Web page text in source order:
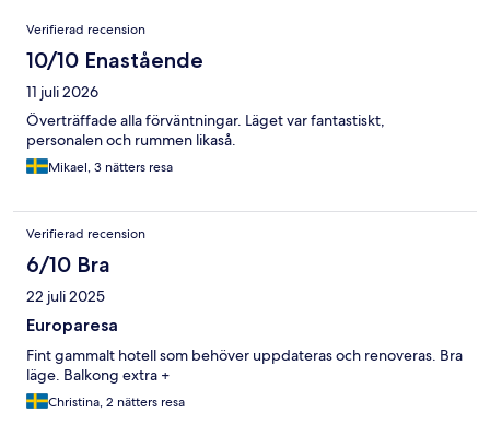
Recensioner
Verifierad recension
10/10 Enastående
11 juli 2026
Överträffade alla förväntningar. Läget var fantastiskt,
personalen och rummen likaså.
Mikael, 3 nätters resa
Verifierad recension
6/10 Bra
22 juli 2025
Europaresa
Fint gammalt hotell som behöver uppdateras och renoveras. Bra
läge. Balkong extra +
Christina, 2 nätters resa